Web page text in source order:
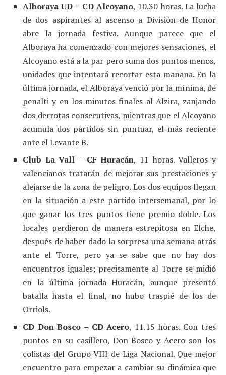
Alboraya UD – CD Alcoyano, 10.30 horas. La lucha
de dos aspirantes al ascenso a División de Honor
abre la jornada festiva. Aunque parece que el
Alboraya ha comenzado con mejores sensaciones, el
Alcoyano está a la par pero suma dos puntos menos,
unidades que intentará recortar esta mañana. En la
última jornada, el Alboraya venció por la mínima, de
penalti y en los minutos finales al Alzira, zanjando
dos derrotas consecutivas, mientras que el Alcoyano
acumula dos partidos sin puntuar, el más reciente
ante el Levante B.
Club La Vall – CF Huracán, 11 horas. Valleros y
valencianos tratarán de mejorar sus prestaciones y
alejarse de la zona de peligro. Los dos equipos llegan
en la situación a este partido intersemanal, por lo
que ganar los tres puntos tiene premio doble. Los
locales perdieron de manera estrepitosa en Elche,
después de haber dado la sorpresa una semana atrás
ante el Torre, pero ya se sabe que no hay dos
encuentros iguales; precisamente al Torre se midió
en la última jornada Huracán, aunque presentó
batalla hasta el final, no hubo traspié de los de
Orriols.
CD Don Bosco – CD Acero, 11.15 horas. Con tres
puntos en su casillero, Don Bosco y Acero son los
colistas del Grupo VIII de Liga Nacional. Que mejor
encuentro para empezar a cambiar su dinámica que